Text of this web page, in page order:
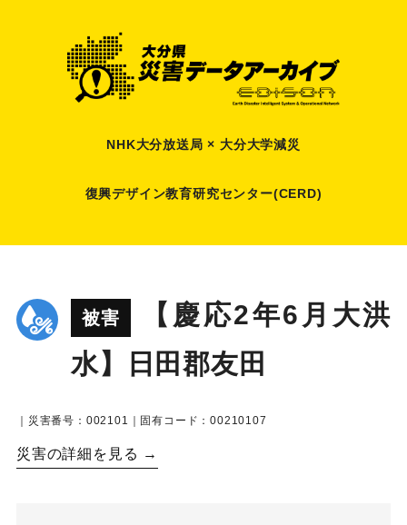
NHK大分放送局 × 大分大学減災
復興デザイン教育研究センター(CERD)
被害
【慶応2年6月大洪
水】日田郡友田
｜災害番号：002101｜固有コード：00210107
災害の詳細を見る →